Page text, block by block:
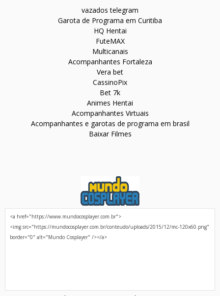
vazados telegram
Garota de Programa em Curitiba
HQ Hentai
FuteMAX
Multicanais
Acompanhantes Fortaleza
Vera bet
CassinoPix
Bet 7k
Animes Hentai
Acompanhantes Virtuais
Acompanhantes e garotas de programa em brasil
Baixar Filmes